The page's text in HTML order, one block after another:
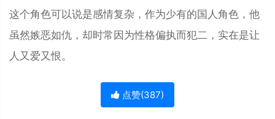
这个角色可以说是感情复杂，作为少有的国人角色，他
虽然嫉恶如仇，却时常因为性格偏执而犯二，实在是让
人又爱又恨。
点赞(387)